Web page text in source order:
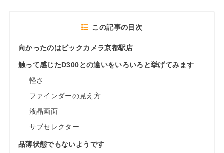
この記事の目次
向かったのはビックカメラ京都駅店
触って感じたD300との違いをいろいろと挙げてみます
軽さ
ファインダーの見え方
液晶画面
サブセレクター
品薄状態でもないようです